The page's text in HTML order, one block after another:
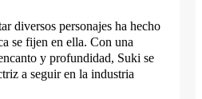
diversos personajes ha hecho
se fijen en ella. Con una
y profundidad, Suki se
a seguir en la industria